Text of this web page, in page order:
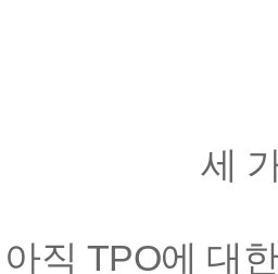
세
아직 TPO에 대